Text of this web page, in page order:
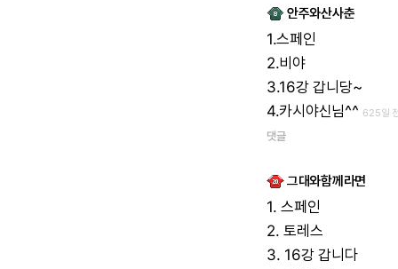
안주와산사춘
1.스페인
2.비야
3.16강갑니당~
4.카시야신님^^ 625일
댓글
그대와함께라면
1. 스페인
2.토레스
3. 16강 갑니다